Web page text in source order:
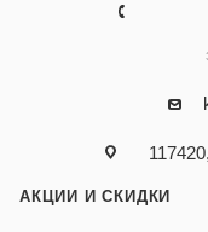
АКЦИИ И СКИДКИ